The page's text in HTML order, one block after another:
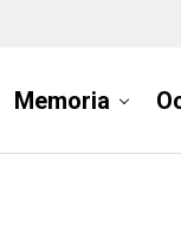
Memoria